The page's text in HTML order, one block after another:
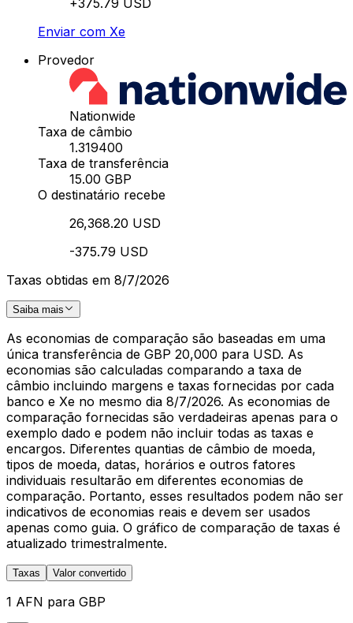
+375.79 USD
Enviar com Xe
Provedor
Nationwide
Taxa de câmbio
1.319400
Taxa de transferência
15.00 GBP
O destinatário recebe
26,368.20 USD
-375.79 USD
Taxas obtidas em 8/7/2026
Saiba mais
As economias de comparação são baseadas em uma
única transferência de GBP 20,000 para USD. As
economias são calculadas comparando a taxa de
câmbio incluindo margens e taxas fornecidas por cada
banco e Xe no mesmo dia 8/7/2026. As economias de
comparação fornecidas são verdadeiras apenas para o
exemplo dado e podem não incluir todas as taxas e
encargos. Diferentes quantias de câmbio de moeda,
tipos de moeda, datas, horários e outros fatores
individuais resultarão em diferentes economias de
comparação. Portanto, esses resultados podem não ser
indicativos de economias reais e devem ser usados
apenas como guia. O gráfico de comparação de taxas é
atualizado trimestralmente.
Taxas Valor convertido
1 AFN para GBP